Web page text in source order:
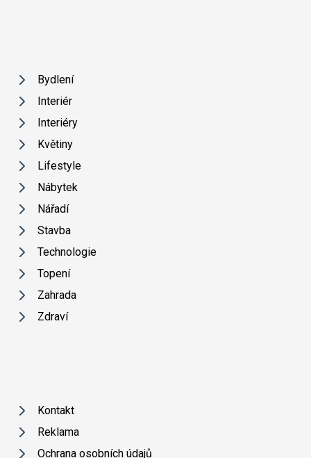
Bydlení
Interiér
Interiéry
Květiny
Lifestyle
Nábytek
Nářadí
Stavba
Technologie
Topení
Zahrada
Zdraví
Kontakt
Reklama
Ochrana osobních údajů